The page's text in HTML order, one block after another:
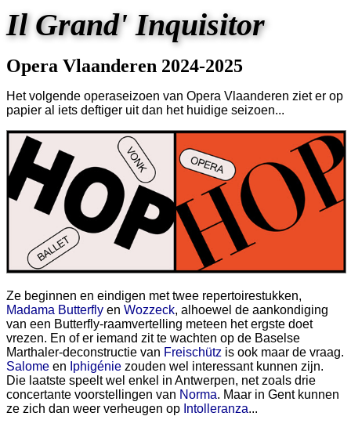
Il Grand' Inquisitor
Opera Vlaanderen 2024-2025
Het volgende operaseizoen van Opera Vlaanderen ziet er op
papier al iets deftiger uit dan het huidige seizoen...
Ze beginnen en eindigen met twee repertoirestukken,
Madama Butterfly en Wozzeck, alhoewel de aankondiging
van een Butterfly-raamvertelling meteen het ergste doet
vrezen. En of er iemand zit te wachten op de Baselse
Marthaler-deconstructie van Freischütz is ook maar de vraag.
Salome en Iphigénie zouden wel interessant kunnen zijn.
Die laatste speelt wel enkel in Antwerpen, net zoals drie
concertante voorstellingen van Norma. Maar in Gent kunnen
ze zich dan weer verheugen op Intolleranza...